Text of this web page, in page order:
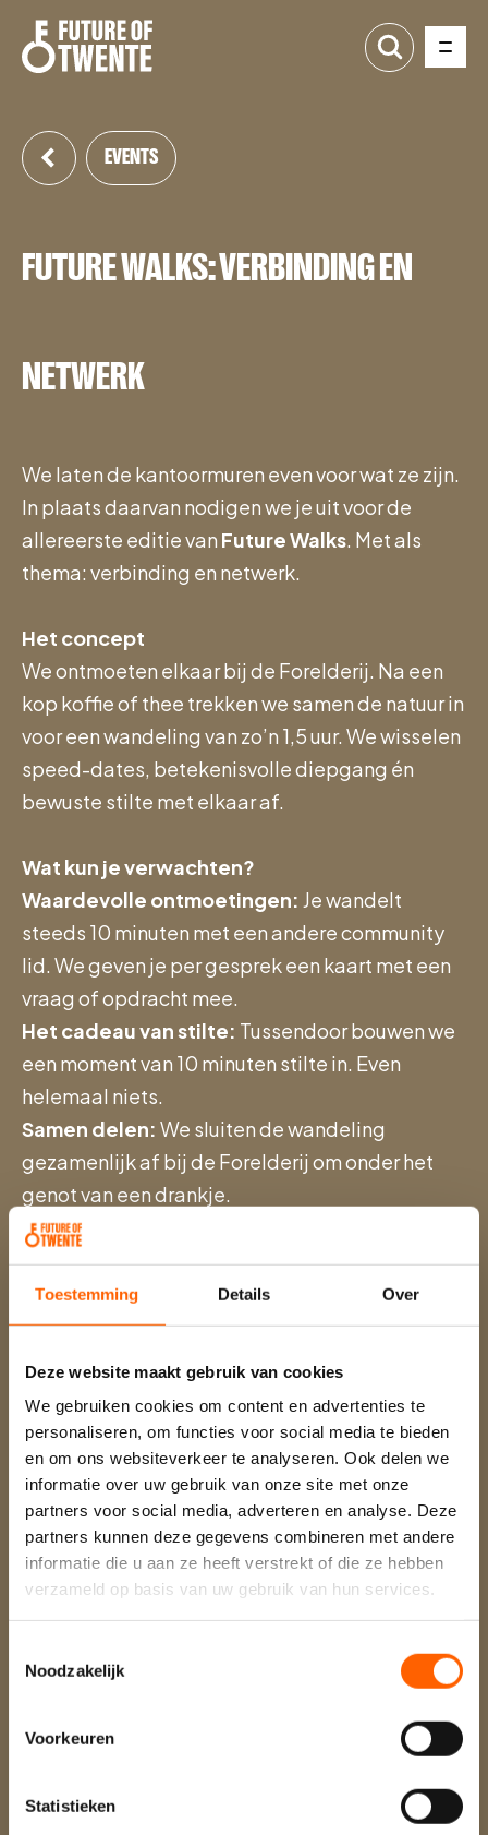
Toestemming Details Over
Deze website maakt gebruik van cookies
We gebruiken cookies om content en advertenties te
personaliseren, om functies voor social media te bieden
en om ons websiteverkeer te analyseren. Ook delen we
informatie over uw gebruik van onze site met onze
partners voor social media, adverteren en analyse. Deze
partners kunnen deze gegevens combineren met andere
informatie die u aan ze heeft verstrekt of die ze hebben
verzameld op basis van uw gebruik van hun services.
Noodzakelijk
Voorkeuren
Statistieken
EVENTS
FUTURE WALKS: VERBINDING EN
NETWERK
We laten de kantoormuren even voor wat ze zijn.
In plaats daarvan nodigen we je uit voor de
allereerste editie van Future Walks. Met als
thema: verbinding en netwerk.
Het concept
We ontmoeten elkaar bij de Forelderij. Na een
kop koffie of thee trekken we samen de natuur in
voor een wandeling van zo’n 1,5 uur. We wisselen
speed-dates, betekenisvolle diepgang én
bewuste stilte met elkaar af.
Wat kun je verwachten?
Waardevolle ontmoetingen: Je wandelt
steeds 10 minuten met een andere community
lid. We geven je per gesprek een kaart met een
vraag of opdracht mee.
Het cadeau van stilte: Tussendoor bouwen we
een moment van 10 minuten stilte in. Even
helemaal niets.
Samen delen: We sluiten de wandeling
gezamenlijk af bij de Forelderij om onder het
genot van een drankje.
De route is al uitgestippeld. Loop je met ons
mee?
DATUM & TIJD
Woensdag, 9 september 2026
15:00 - 18:00 uur
LOCATIE